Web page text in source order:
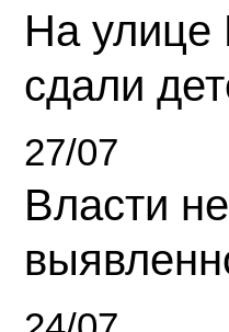
На улице
сдали
27/07
Власти